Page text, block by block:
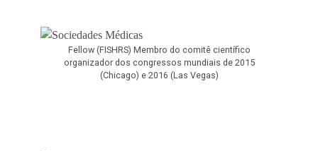
Fellow (FISHRS) Membro do comitê científico
organizador dos congressos mundiais de 2015
(Chicago) e 2016 (Las Vegas)